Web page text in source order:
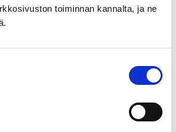
toiminnan kannalta, ja ne
osallistua Janakkala Cup kisoihin,
yleisurheilukilpailut.